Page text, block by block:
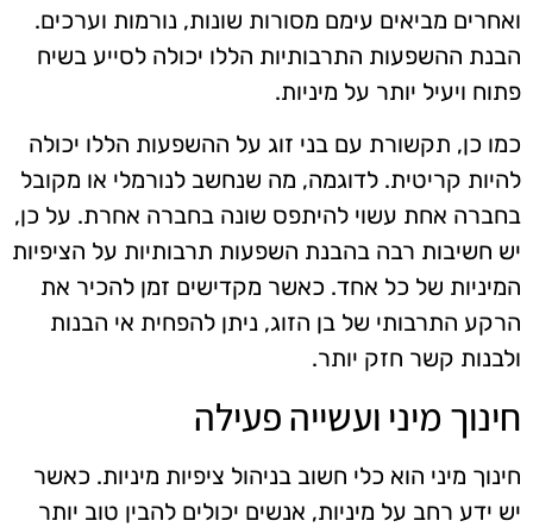
ואחרים מביאים עימם מסורות שונות, נורמות וערכים.
הבנת ההשפעות התרבותיות הללו יכולה לסייע בשיח
פתוח ויעיל יותר על מיניות.
כמו כן, תקשורת עם בני זוג על ההשפעות הללו יכולה
להיות קריטית. לדוגמה, מה שנחשב לנורמלי או מקובל
בחברה אחת עשוי להיתפס שונה בחברה אחרת. על כן,
יש חשיבות רבה בהבנת השפעות תרבותיות על הציפיות
המיניות של כל אחד. כאשר מקדישים זמן להכיר את
הרקע התרבותי של בן הזוג, ניתן להפחית אי הבנות
ולבנות קשר חזק יותר.
חינוך מיני ועשייה פעילה
חינוך מיני הוא כלי חשוב בניהול ציפיות מיניות. כאשר
יש ידע רחב על מיניות, אנשים יכולים להבין טוב יותר